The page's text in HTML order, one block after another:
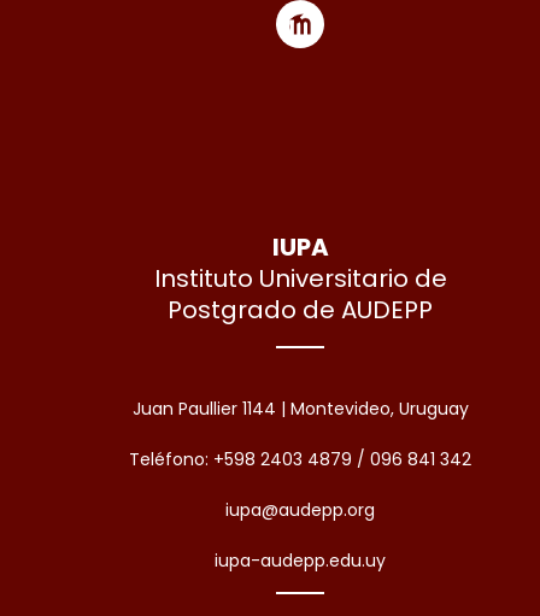
IUPA
Instituto Universitario de
Postgrado de AUDEPP
Juan Paullier 1144 | Montevideo, Uruguay
Teléfono: +598 2403 4879 / 096 841 342
iupa@audepp.org
iupa-audepp.edu.uy